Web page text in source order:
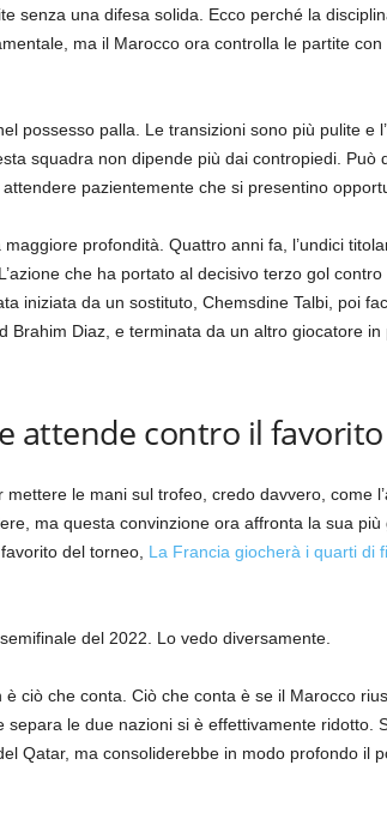
senza una difesa solida. Ecco perché la
ma il Marocco ora controlla le partite con
possesso palla. Le transizioni sono più pulite e
squadra non dipende più dai contropiedi. Può
pazientemente che si presentino
profondità. Quattro anni fa, l’undici
che ha portato al decisivo terzo gol contro
iniziata da un sostituto, Chemsdine Talbi, poi
Brahim Diaz, e terminata da un altro giocatore in
attende contro il favorito
le mani sul trofeo, credo davvero, come
ma questa convinzione ora affronta la sua più
del torneo, La Francia giocherà i quarti di
del 2022. Lo vedo diversamente.
ciò che conta. Ciò che conta è se il Marocco
le due nazioni si è effettivamente ridotto.
Qatar, ma consoliderebbe in modo profondo il